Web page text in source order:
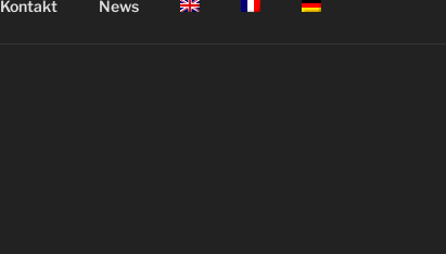
Kontakt News